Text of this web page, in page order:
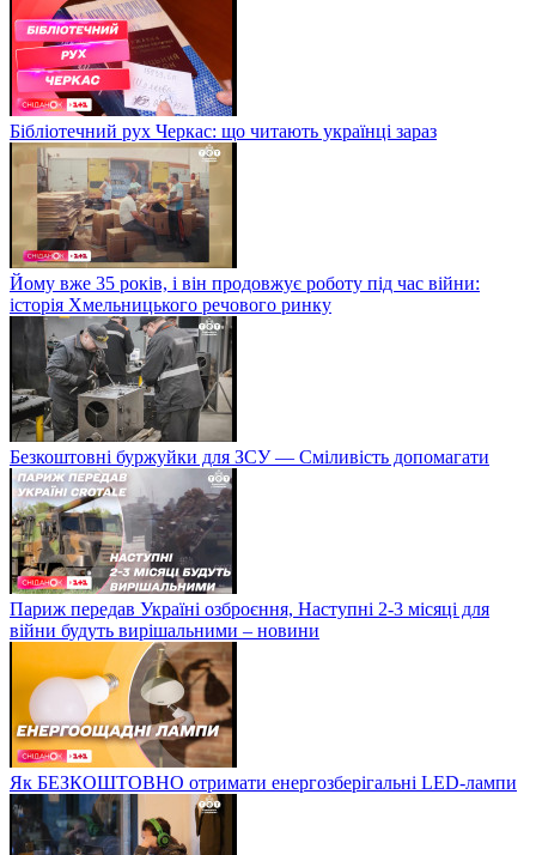
Бібліотечний рух Черкас: що читають українці зараз
Йому вже 35 років, і він продовжує роботу під час війни:
історія Хмельницького речового ринку
Безкоштовні буржуйки для ЗСУ — Сміливість допомагати
Париж передав Україні озброєння, Наступні 2-3 місяці для
війни будуть вирішальними – новини
Як БЕЗКОШТОВНО отримати енергозберігальні LED-лампи